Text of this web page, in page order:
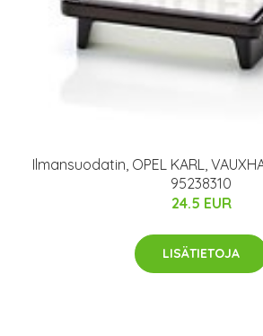
Ilmansuodatin, OPEL KARL,
95238310
24.5 EUR
LISÄTIETOJA